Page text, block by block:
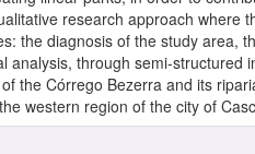
research approach where
the diagnosis of the study area,
through semi-
the Córrego Bezerra and its
western region of the city of